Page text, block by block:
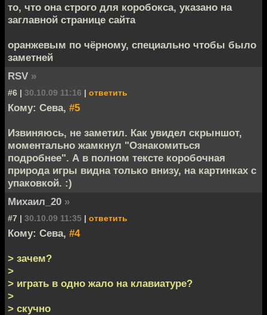
то, что она строго для коробокса, указано на
заглавной странице сайта
оранжевым по чёрному, специально чтобы было
заметней
RSV »
#6 | 30.10.09 11:16 | ответить
Кому: Сева, #5
Извиняюсь, не заметил. Как увидел скрыншот,
моментально жамкнул "Ознакомиться
подробнее". А в полном тексте коробочная
природа игры видна только внизу, на картинках с
упаковкой. :)
Михаил_20 »
#7 | 30.10.09 11:35 | ответить
Кому: Сева, #4
> зачем?
>
> играть в одно жало на клавиатуре?
>
> скучно